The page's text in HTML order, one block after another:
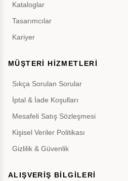
Kataloglar
Tasarımcılar
Kariyer
MÜŞTERİ HİZMETLERİ
Sıkça Sorulan Sorular
İptal & İade Koşulları
Mesafeli Satış Sözleşmesi
Kişisel Veriler Politikası
Gizlilik & Güvenlik
ALIŞVERİŞ BİLGİLERİ